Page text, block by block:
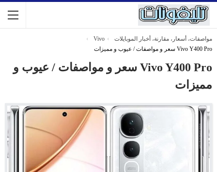
مواصفات، أسعار، مقارنة، أخبار الموبايلات
Vivo
Vivo Y400 Pro سعر و مواصفات / عيوب و مميزات
Vivo Y400 Pro سعر و مواصفات / عيوب و
مميزات